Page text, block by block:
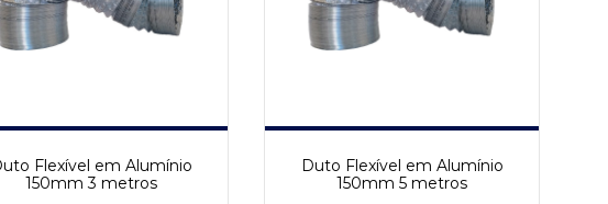
Flexível em Alumínio
150mm 3 metros
Duto Flexível em Alumínio
150mm 5 metros